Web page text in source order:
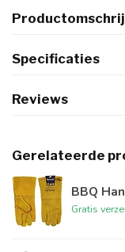
Specificaties
Reviews
Gerelateerde
BBQ
Gratis